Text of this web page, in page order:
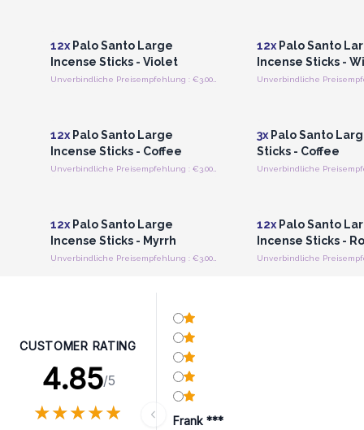
12x Palo Santo Large
Incense Sticks - Violet
12xPalo Santo
Incense Sticks -
12x Palo Santo Large
Incense Sticks - Coffee
3xPalo Santo
Sticks - Coffee
12x Palo Santo Large
Incense Sticks - Myrrh
12xPalo Santo
Incense Sticks -
CUSTOMER RATING
4.85/5
★★★★★
★★★★★ Frank ***